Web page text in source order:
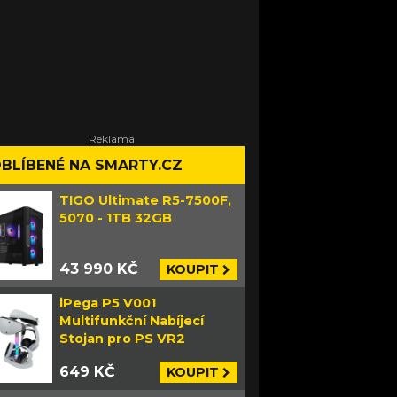
NA SMARTY.CZ
TIGO Ultimate R5-7500F,
5070 - 1TB 32GB
43 990 KČ KOUPIT
iPega P5 V001
Multifunkční Nabíjecí
Stojan pro PS VR2
649 KČ KOUPIT